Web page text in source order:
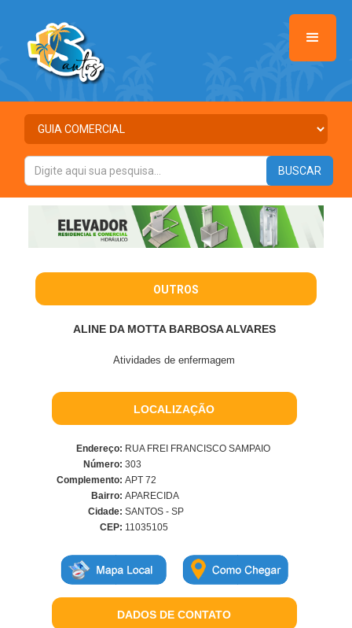
OUTROS
ALINE DA MOTTA BARBOSA ALVARES
Atividades de enfermagem
LOCALIZAÇÃO
Endereço: RUA FREI FRANCISCO SAMPAIO
Número: 303
Complemento: APT 72
Bairro: APARECIDA
Cidade: SANTOS - SP
CEP: 11035105
DADOS DE CONTATO